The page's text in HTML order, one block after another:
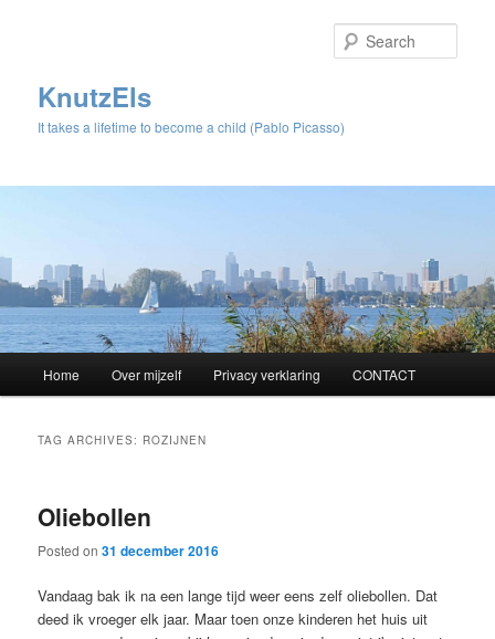
KnutzEls
It takes a lifetime to become a child (Pablo Picasso)
Skip
content
Skip
content
Home Over mijzelf Privacy verklaring CONTACT
TAG ARCHIVES: ROZIJNEN
Oliebollen
Posted on31 december 2016
Vandaag bak ik na een lange tijd weer eens zelf oliebollen. Dat
deed ik vroeger elk jaar. Maar toen onze kinderen het huis uit